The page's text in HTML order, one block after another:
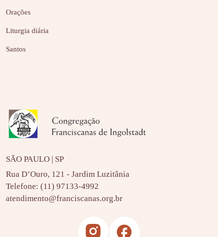
Orações
Liturgia diária
Santos
SÃO PAULO | SP
Rua D’Ouro, 121 - Jardim Luzitânia
Telefone: (11) 97133-4992
atendimento@franciscanas.org.br